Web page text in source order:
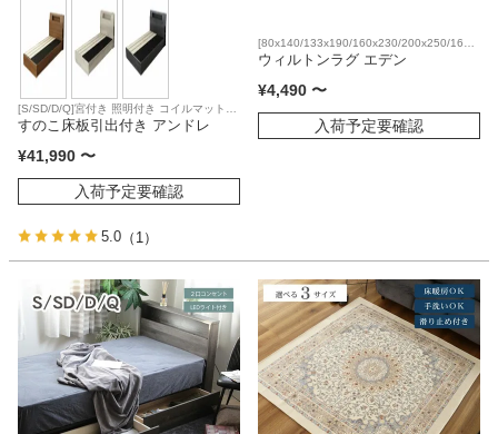
[S/SD/D/Q]宮付き 照明付き コイルマットレ
ス対応
すのこ床板引出付き アンドレ
¥41,990 〜
入荷予定要確認
5.0 （1）
[80x140/133x190/160x230/200x250/160
R]遊び毛防止 床暖房対応
ウィルトンラグ エデン
¥4,490 〜
入荷予定要確認